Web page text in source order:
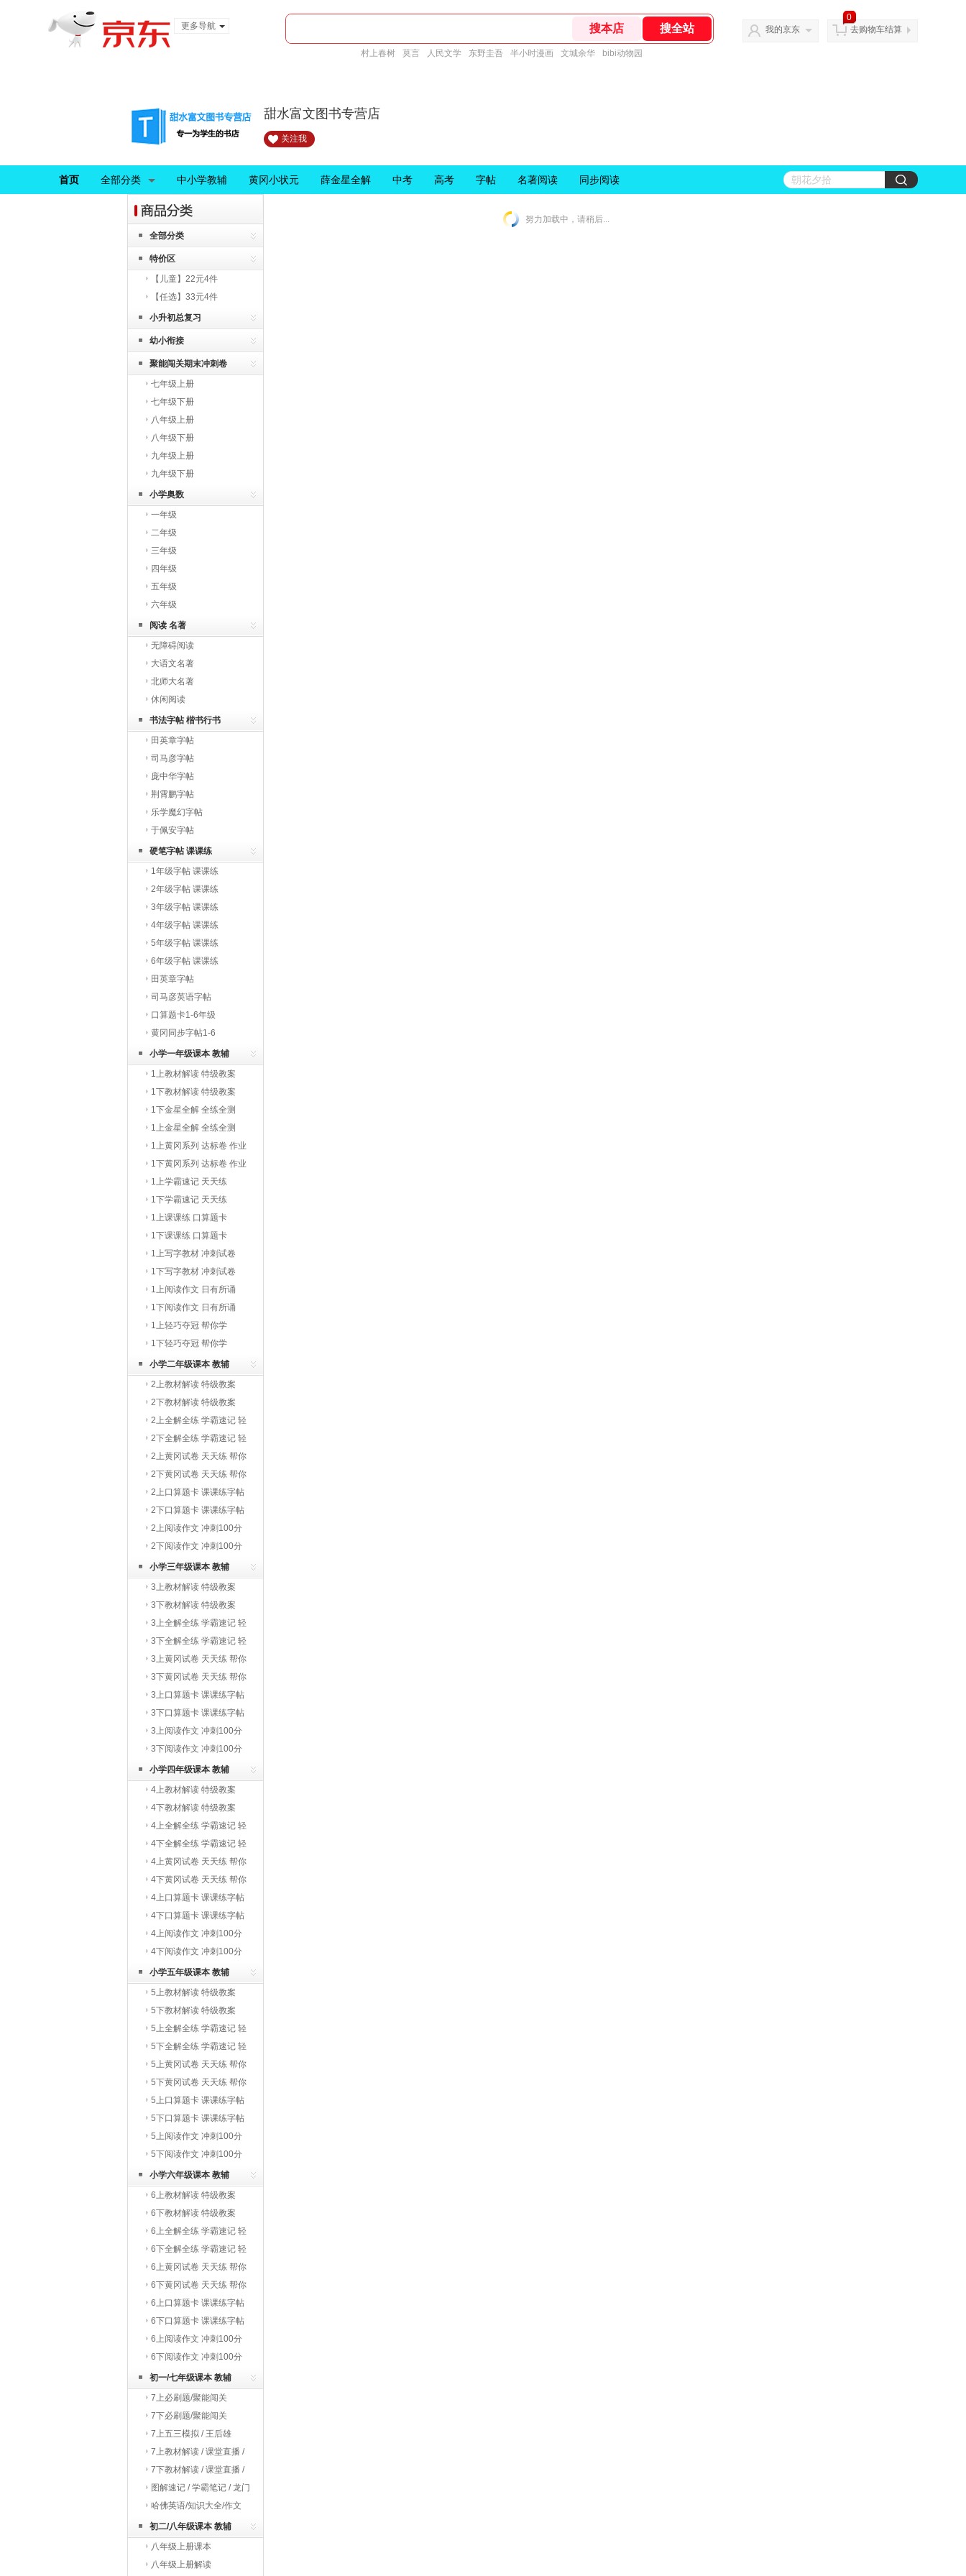
更多导航
村上春树 莫言 人民文学 东野圭吾 半小时漫画 文城余华 bibi动物园
我的京东
0
去购物车结算
甜水富文图书专营店
关注我
首页 全部分类 中小学教辅 黄冈小状元 薛金星全解 中考 高考 字帖 名著阅读 同步阅读
全部分类
特价区
【儿童】22元4件
【任选】33元4件
小升初总复习
幼小衔接
聚能闯关期末冲刺卷
七年级上册
七年级下册
八年级上册
八年级下册
九年级上册
九年级下册
小学奥数
一年级
二年级
三年级
四年级
五年级
六年级
阅读 名著
无障碍阅读
大语文名著
北师大名著
休闲阅读
书法字帖 楷书行书
田英章字帖
司马彦字帖
庞中华字帖
荆霄鹏字帖
乐学魔幻字帖
于佩安字帖
硬笔字帖 课课练
1年级字帖 课课练
2年级字帖 课课练
3年级字帖 课课练
4年级字帖 课课练
5年级字帖 课课练
6年级字帖 课课练
田英章字帖
司马彦英语字帖
口算题卡1-6年级
黄冈同步字帖1-6
小学一年级课本 教辅
1上教材解读 特级教案
1下教材解读 特级教案
1下金星全解 全练全测
1上金星全解 全练全测
1上黄冈系列 达标卷 作业
本1下黄冈系列 达标卷 作业
本1上学霸速记 天天练
1下学霸速记 天天练
1上课课练 口算题卡
1下课课练 口算题卡
1上写字教材 冲刺试卷
1下写字教材 冲刺试卷
1上阅读作文 日有所诵
1下阅读作文 日有所诵
1上轻巧夺冠 帮你学
1下轻巧夺冠 帮你学
小学二年级课本 教辅
2上教材解读 特级教案
2下教材解读 特级教案
2上全解全练 学霸速记 轻
巧夺冠
2下全解全练 学霸速记 轻
巧夺冠
2上黄冈试卷 天天练 帮你
学2下黄冈试卷 天天练 帮你
学2上口算题卡 课课练字帖
写字教材
2下口算题卡 课课练字帖
写字教材
2上阅读作文 冲刺100分
2下阅读作文 冲刺100分
小学三年级课本 教辅
3上教材解读 特级教案
3下教材解读 特级教案
3上全解全练 学霸速记 轻
巧夺冠
3下全解全练 学霸速记 轻
巧夺冠
3上黄冈试卷 天天练 帮你
学3下黄冈试卷 天天练 帮你
学3上口算题卡 课课练字帖
写字教材
3下口算题卡 课课练字帖
写字教材
3上阅读作文 冲刺100分
3下阅读作文 冲刺100分
小学四年级课本 教辅
4上教材解读 特级教案
4下教材解读 特级教案
4上全解全练 学霸速记 轻
巧夺冠
4下全解全练 学霸速记 轻
巧夺冠
4上黄冈试卷 天天练 帮你
学4下黄冈试卷 天天练 帮你
学4上口算题卡 课课练字帖
写字教材
4下口算题卡 课课练字帖
写字教材
4上阅读作文 冲刺100分
4下阅读作文 冲刺100分
小学五年级课本 教辅
5上教材解读 特级教案
5下教材解读 特级教案
5上全解全练 学霸速记 轻
巧夺冠
5下全解全练 学霸速记 轻
巧夺冠
5上黄冈试卷 天天练 帮你
学5下黄冈试卷 天天练 帮你
学5上口算题卡 课课练字帖
写字教材
5下口算题卡 课课练字帖
写字教材
5上阅读作文 冲刺100分
5下阅读作文 冲刺100分
小学六年级课本 教辅
6上教材解读 特级教案
6下教材解读 特级教案
6上全解全练 学霸速记 轻
巧夺冠
6下全解全练 学霸速记 轻
巧夺冠
6上黄冈试卷 天天练 帮你
学6下黄冈试卷 天天练 帮你
学6上口算题卡 课课练字帖
写字教材
6下口算题卡 课课练字帖
写字教材
6上阅读作文 冲刺100分
6下阅读作文 冲刺100分
初一/七年级课本 教辅
7上必刷题/聚能闯关
7下必刷题/聚能闯关
7上五三模拟 / 王后雄
7上教材解读 / 课堂直播 /
启东作业
7下教材解读 / 课堂直播 /
启东作业
图解速记 / 学霸笔记 / 龙门
专题
哈佛英语/知识大全/作文
初二/八年级课本 教辅
八年级上册课本
八年级上册解读
努力加载中，请稍后...